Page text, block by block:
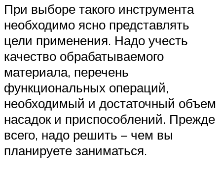
При выборе такого инструмента
необходимо ясно представлять
цели применения. Надо учесть
качество обрабатываемого
материала, перечень
функциональных операций,
необходимый и достаточный объем
насадок и приспособлений. Прежде
всего, надо решить – чем вы
планируете заниматься.